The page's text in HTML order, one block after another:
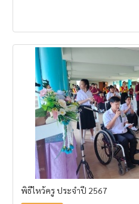
พิธีไหว้ครู ประจำปี 2567